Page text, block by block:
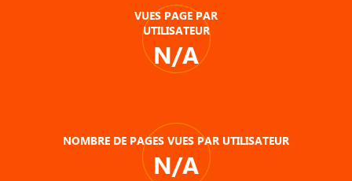
VUES PAGE PAR
UTILISATEUR
N/A
NOMBRE DE PAGES VUES PAR UTILISATEUR
N/A